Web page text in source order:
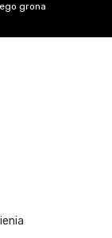
grona